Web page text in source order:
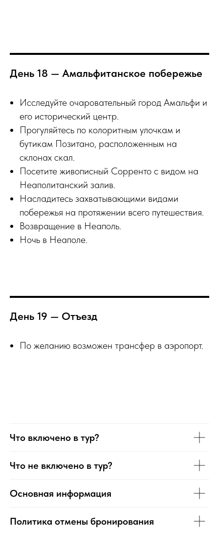
День 18 — Амальфитанское побережье
Исследуйте очаровательный город Амальфи и
его исторический центр.
Прогуляйтесь по колоритным улочкам и
бутикам Позитано, расположенным на
склонах скал.
Посетите живописный Сорренто с видом на
Неаполитанский залив.
Насладитесь захватывающими видами
побережья на протяжении всего путешествия.
Возвращение в Неаполь.
Ночь в Неаполе.
День 19 — Отъезд
По желанию возможен трансфер в аэропорт.
Что включено в тур?
Что не включено в тур?
Основная информация
Политика отмены бронирования